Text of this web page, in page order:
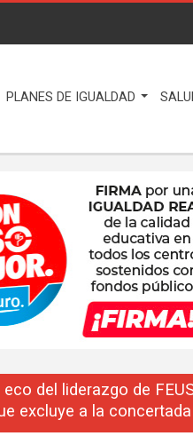
PLANES DE IGUALDAD
del liderazgo de
excluye a la concertada